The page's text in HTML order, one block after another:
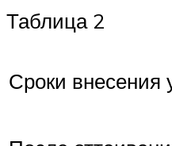
Таблица 2
Сроки внесения